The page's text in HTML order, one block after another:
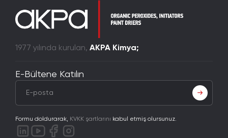
1977 yılında kurulan, AKPA Kimya;
E-Bültene Katılın
Formu doldurarak, KVKK şartlarını kabul etmiş olursunuz.